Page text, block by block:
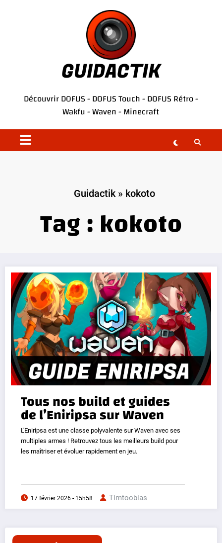
GUIDACTIK
DécouvrirDOFUS-DOFUS Touch-DOFUS Rétro-
Wakfu-Waven-Minecraft
Guidactik» kokoto
Tag : kokoto
Tous nos build et guides
de l’Eniripsa sur Waven
L'Eniripsa est une classe polyvalente sur Waven avec ses
multiples armes ! Retrouvez tous les meilleurs build pour
les maîtriser et évoluer rapidement en jeu.
17 février 2026 - 15h58 Timtoobias